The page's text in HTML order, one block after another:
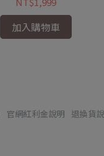
加入購物車
官網紅利金說明 退換貨